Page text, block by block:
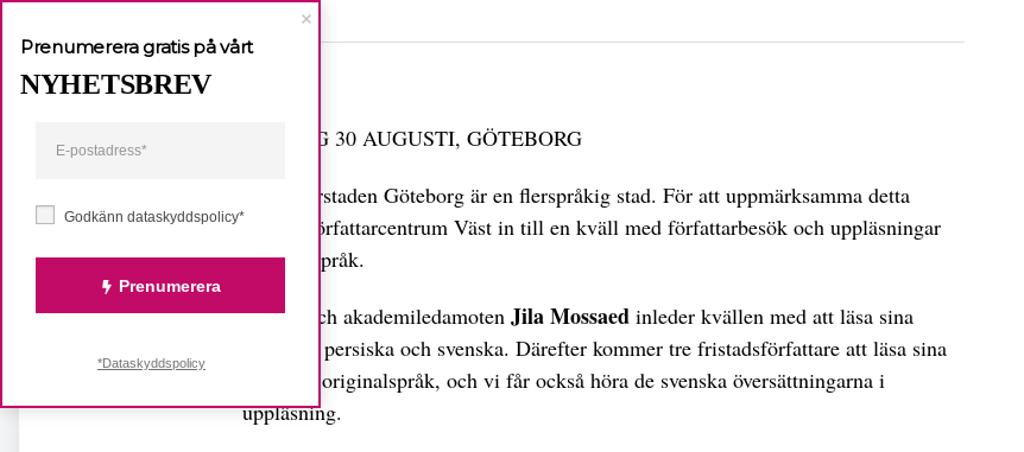
ONSDAG 30 AUGUSTI, GÖTEBORG
Litteraturstaden Göteborg är en flerspråkig stad. För att uppmärksamma detta
bjuder Författarcentrum Väst in till en kväll med författarbesök och uppläsningar
på flera språk.
Poeten och akademiledamoten Jila Mossaed inleder kvällen med att läsa sina
dikter på persiska och svenska. Därefter kommer tre fristadsförfattare att läsa sina
texter på originalspråk, och vi får också höra de svenska översättningarna i
uppläsning.
Godkänn dataskyddspolicy*
Prenumerera
Prenumerera gratis på vårt
NYHETSBREV
*Dataskyddspolicy